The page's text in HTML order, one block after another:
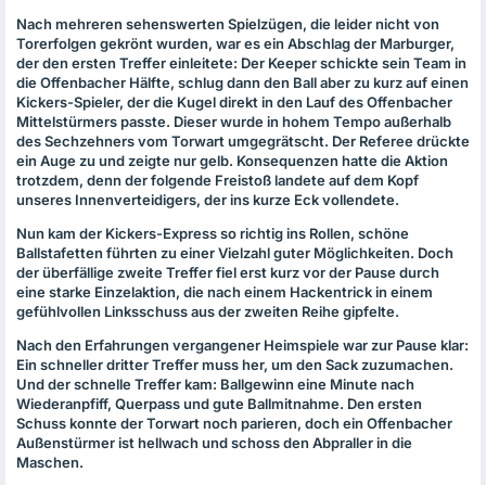
Nach mehreren sehenswerten Spielzügen, die leider nicht von
Torerfolgen gekrönt wurden, war es ein Abschlag der Marburger,
der den ersten Treffer einleitete: Der Keeper schickte sein Team in
die Offenbacher Hälfte, schlug dann den Ball aber zu kurz auf einen
Kickers-Spieler, der die Kugel direkt in den Lauf des Offenbacher
Mittelstürmers passte. Dieser wurde in hohem Tempo außerhalb
des Sechzehners vom Torwart umgegrätscht. Der Referee drückte
ein Auge zu und zeigte nur gelb. Konsequenzen hatte die Aktion
trotzdem, denn der folgende Freistoß landete auf dem Kopf
unseres Innenverteidigers, der ins kurze Eck vollendete.
Nun kam der Kickers-Express so richtig ins Rollen, schöne
Ballstafetten führten zu einer Vielzahl guter Möglichkeiten. Doch
der überfällige zweite Treffer fiel erst kurz vor der Pause durch
eine starke Einzelaktion, die nach einem Hackentrick in einem
gefühlvollen Linksschuss aus der zweiten Reihe gipfelte.
Nach den Erfahrungen vergangener Heimspiele war zur Pause klar:
Ein schneller dritter Treffer muss her, um den Sack zuzumachen.
Und der schnelle Treffer kam: Ballgewinn eine Minute nach
Wiederanpfiff, Querpass und gute Ballmitnahme. Den ersten
Schuss konnte der Torwart noch parieren, doch ein Offenbacher
Außenstürmer ist hellwach und schoss den Abpraller in die
Maschen.